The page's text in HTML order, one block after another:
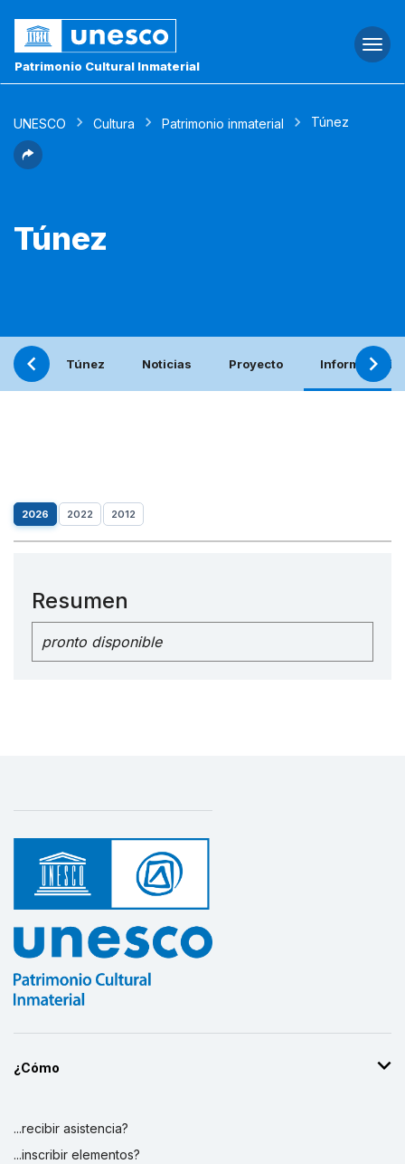
Patrimonio Cultural Inmaterial
UNESCO Cultura Patrimonio inmaterial Túnez
Túnez
Túnez Noticias Proyecto Informe
2026 2022 2012
Resumen
pronto disponible
¿Cómo
...recibir asistencia?
...inscribir elementos?